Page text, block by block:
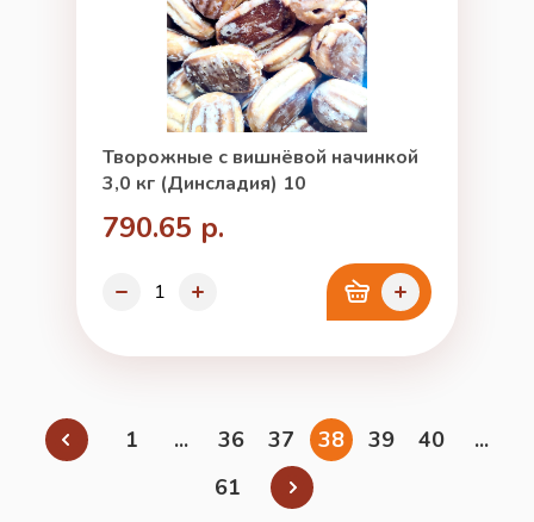
Творожные с вишнёвой начинкой
3,0 кг (Динсладия) 10
790.65 р.
1 ... 36 37 38 39 40
...
61